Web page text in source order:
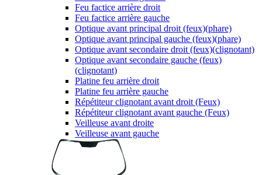
Feu factice arrière droit
Feu factice arrière gauche
Optique avant principal droit (feux)(phare)
Optique avant principal gauche (feux)(phare)
Optique avant secondaire droit (feux)(clignotant)
Optique avant secondaire gauche (feux)
(clignotant)
Platine feu arrière droit
Platine feu arrière gauche
Répétiteur clignotant avant droit (Feux)
Répétiteur clignotant avant gauche (Feux)
Veilleuse avant droite
Veilleuse avant gauche